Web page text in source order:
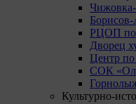
РЦОП по
Дворец
Центр
СОК
Культурно-